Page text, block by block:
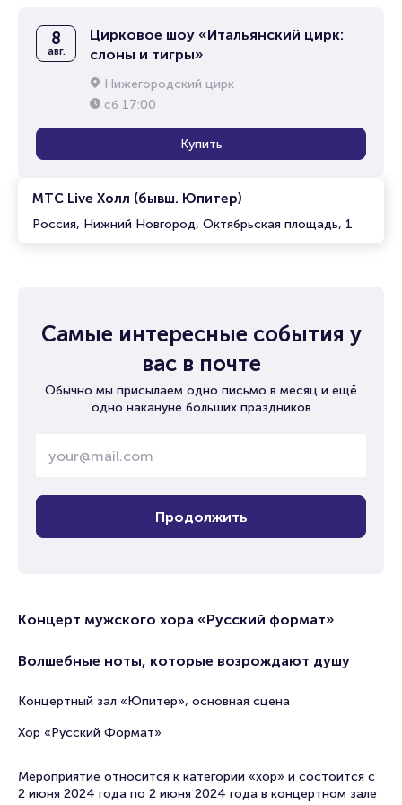
МТС Live Холл (бывш. Юпитер)
Россия, Нижний Новгород, Октябрьская площадь, 1
8
авг.
Цирковое шоу «Итальянский цирк:
слоны и тигры»
Нижегородский цирк
сб 17:00
Купить
Самые интересные события у
вас в почте
Обычно мы присылаем одно письмо в месяц и ещё
одно накануне больших праздников
Продолжить
Концерт мужского хора «Русский формат»
Волшебные ноты, которые возрождают душу
Концертный зал «Юпитер», основная сцена
Хор «Русский Формат»
Мероприятие относится к категории «хор» и состоится с
2 июня 2024 года по 2 июня 2024 года в концертном зале